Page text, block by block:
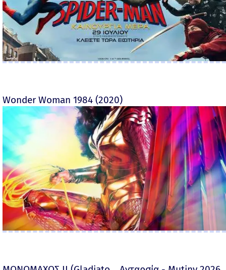
Wonder Woman 1984 (2020)